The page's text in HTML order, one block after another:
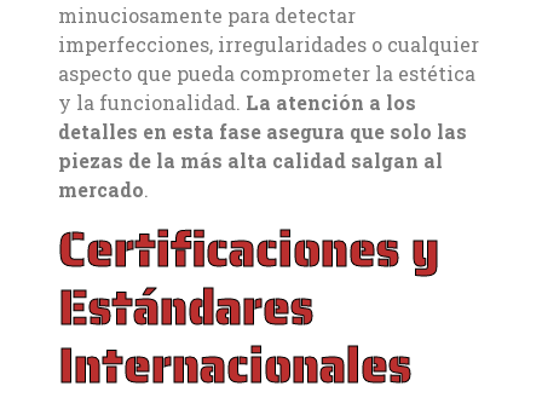
minuciosamente para detectar
imperfecciones, irregularidades o cualquier
aspecto que pueda comprometer la estética
y la funcionalidad. La atención a los
detalles en esta fase asegura que solo las
piezas de la más alta calidad salgan al
mercado.
Certificaciones y
Estándares
Internacionales